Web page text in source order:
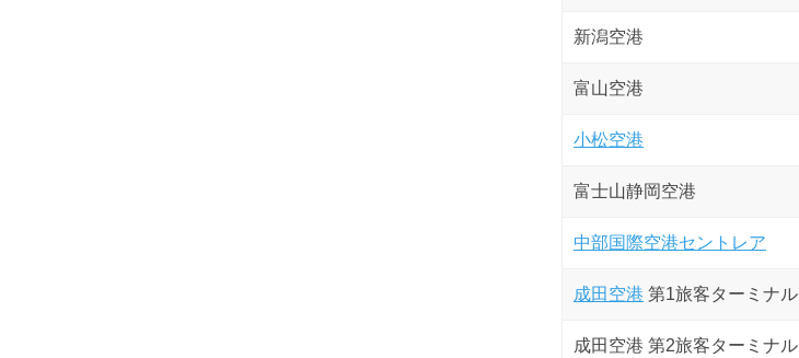
新潟空港
富山空港
小松空港
富士山静岡空港
中部国際空港セントレア
成田空港 第1旅客ターミナル
成田空港 第2旅客ターミナル